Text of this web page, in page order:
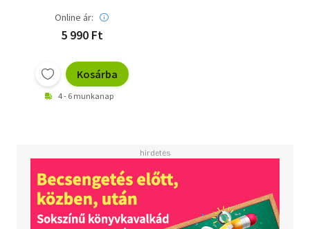
Online ár:
5 990 Ft
Kosárba
4 - 6 munkanap